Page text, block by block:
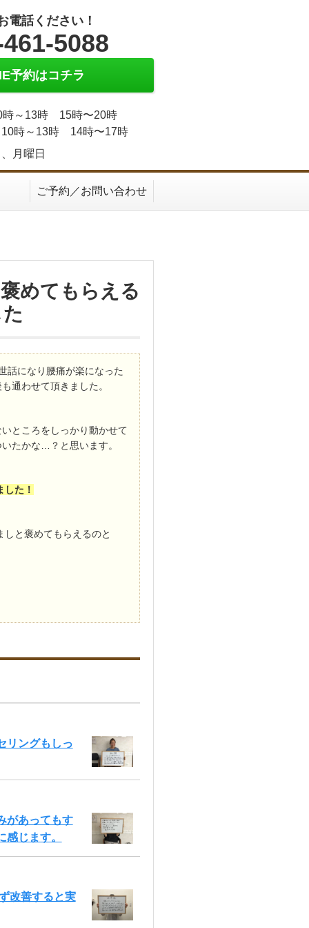
電話ください！
5088
予約はコチラ
時～13時 15時〜20時
10時～13時 14時〜17時
月曜日
ご予約／お問い合わせ
めてもらえる
話になり腰痛が楽になった
通わせて頂きました。
ところをしっかり動かせて
たかな…？と思います。
た！
と褒めてもらえるのと
リングもしっ
があってもす
じます。
改善すると実